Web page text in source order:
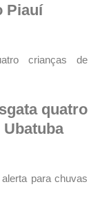
Piauí
quatro